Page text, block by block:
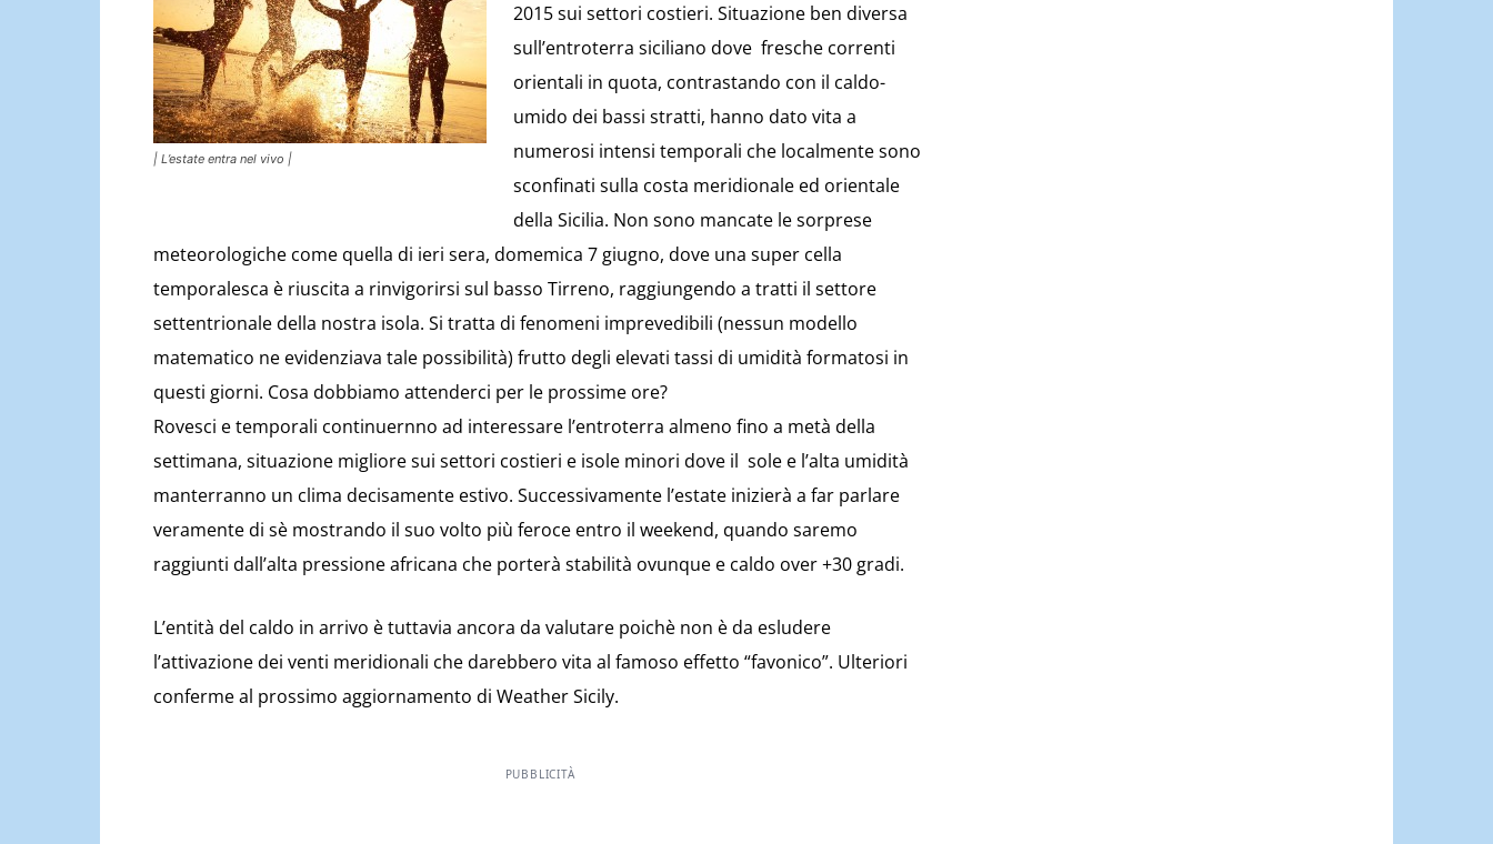
Sicily.it
| L’estate entra nel vivo |
2015 sui settori costieri. Situazione ben diversa
sull’entroterra siciliano dove fresche correnti
orientali in quota, contrastando con il caldo-
umido dei bassi stratti, hanno dato vita a
numerosi intensi temporali che localmente sono
sconfinati sulla costa meridionale ed orientale
della Sicilia. Non sono mancate le sorprese
meteorologiche come quella di ieri sera, domemica 7 giugno, dove una super cella
temporalesca è riuscita a rinvigorirsi sul basso Tirreno, raggiungendo a tratti il settore
settentrionale della nostra isola. Si tratta di fenomeni imprevedibili (nessun modello
matematico ne evidenziava tale possibilità) frutto degli elevati tassi di umidità formatosi in
questi giorni. Cosa dobbiamo attenderci per le prossime ore?
Rovesci e temporali continuernno ad interessare l’entroterra almeno fino a metà della
settimana, situazione migliore sui settori costieri e isole minori dove il sole e l’alta umidità
manterranno un clima decisamente estivo. Successivamente l’estate inizierà a far parlare
veramente di sè mostrando il suo volto più feroce entro il weekend, quando saremo
raggiunti dall’alta pressione africana che porterà stabilità ovunque e caldo over +30 gradi.
L’entità del caldo in arrivo è tuttavia ancora da valutare poichè non è da esludere
l’attivazione dei venti meridionali che darebbero vita al famoso effetto “favonico”. Ulteriori
conferme al prossimo aggiornamento di Weather Sicily.
PUBBLICITÀ